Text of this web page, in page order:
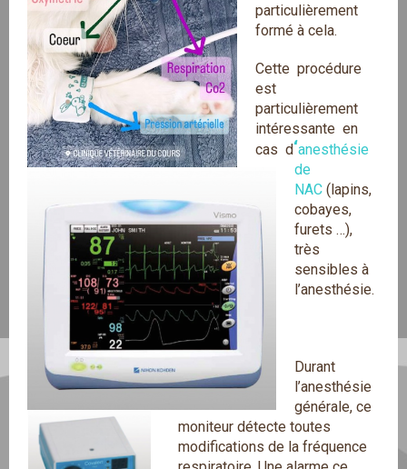
particulièrement
formé à cela.
Cette procédure
est
particulièrement
intéressante en
cas d‘anesthésie
de
NAC (lapins,
cobayes,
furets …),
très
sensibles à
l’anesthésie.
Durant
l’anesthésie
générale, ce
moniteur détecte toutes
modifications de la fréquence